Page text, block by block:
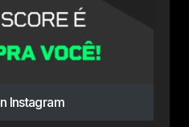
Instagram